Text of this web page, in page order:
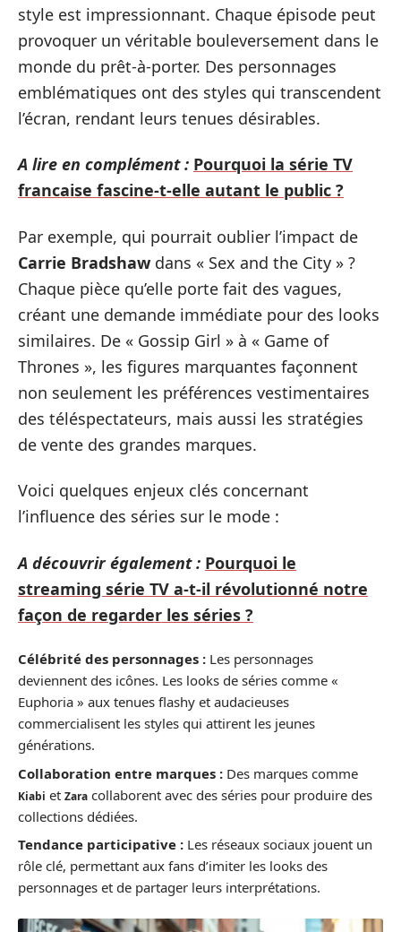
style est impressionnant. Chaque épisode peut
provoquer un véritable bouleversement dans le
monde du prêt-à-porter. Des personnages
emblématiques ont des styles qui transcendent
l’écran, rendant leurs tenues désirables.
A lire en complément : Pourquoi la série TV
francaise fascine-t-elle autant le public ?
Par exemple, qui pourrait oublier l’impact de
Carrie Bradshaw dans « Sex and the City » ?
Chaque pièce qu’elle porte fait des vagues,
créant une demande immédiate pour des looks
similaires. De « Gossip Girl » à « Game of
Thrones », les figures marquantes façonnent
non seulement les préférences vestimentaires
des téléspectateurs, mais aussi les stratégies
de vente des grandes marques.
Voici quelques enjeux clés concernant
l’influence des séries sur le mode :
A découvrir également : Pourquoi le
streaming série TV a-t-il révolutionné notre
façon de regarder les séries ?
Célébrité des personnages : Les personnages
deviennent des icônes. Les looks de séries comme «
Euphoria » aux tenues flashy et audacieuses
commercialisent les styles qui attirent les jeunes
générations.
Collaboration entre marques : Des marques comme
Kiabi et Zara collaborent avec des séries pour produire des
collections dédiées.
Tendance participative : Les réseaux sociaux jouent un
rôle clé, permettant aux fans d’imiter les looks des
personnages et de partager leurs interprétations.